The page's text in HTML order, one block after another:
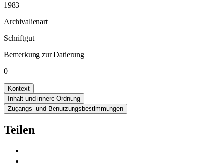
1983
Archivalienart
Schriftgut
Bemerkung zur Datierung
0
Kontext
Inhalt und innere Ordnung
Zugangs- und Benutzungsbestimmungen
Teilen